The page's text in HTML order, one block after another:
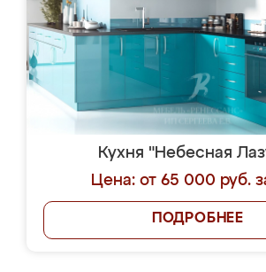
Кухня "Небесная
Цена: от 65 000 руб.
ПОДРОБНЕЕ